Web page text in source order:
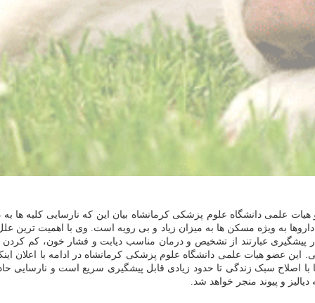
علمی دانشگاه علوم پزشکی کرمانشاه بیان این که نارسایی کلیه
به ویژه مسکن ها به میزان زیاد و بی رویه است. وی با اهمیت ترین
پیشگیری عبارتند از تشخیص و درمان مناسب دیابت و فشار خون، کم
عضو هیات علمی دانشگاه علوم پزشکی کرمانشاه در ادامه با اعلان
با اصلاح سبک زندگی تا حدود زیادی قابل پیشگیری سریع است و
و پیوند منجر خواهد شد.